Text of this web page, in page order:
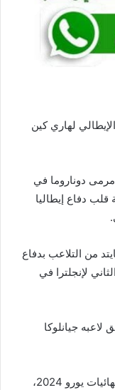
لهاري كين
دوناروما في
و77 بعد مراوغة قلب دفاع إيطاليا
من التلاعب بدفاع
لإنجلترا في
جيانلوكا
وبهذا الفوز ضمن منتخب إنجلترا التأهل إلى نهائيات يورو 2024،